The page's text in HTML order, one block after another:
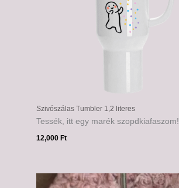
Szivószálas Tumbler 1,2 literes
Tessék, itt egy marék szopdkiafaszom!
12,000 Ft